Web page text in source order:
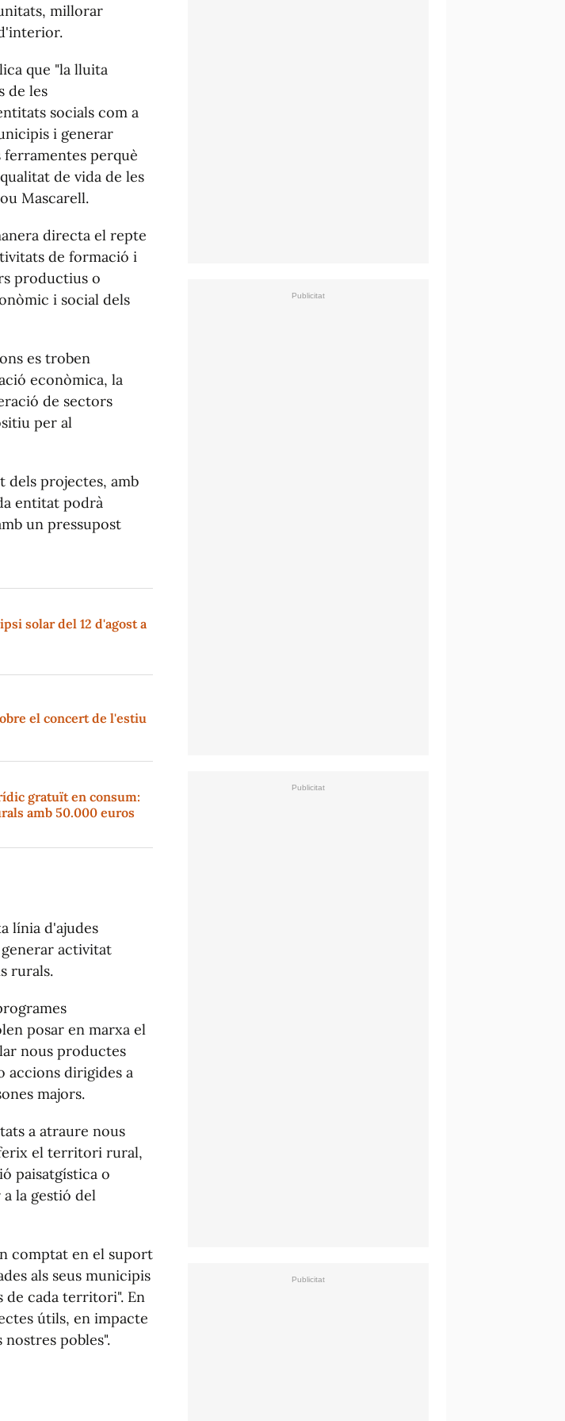
millorar
que "la lluita
de les
socials com a
i generar
perquè
de vida de les
Mascarell.
directa el repte
de formació i
productius o
i social dels
es troben
econòmica, la
de sectors
per al
dels projectes, amb
entitat podrà
un pressupost
solar del 12 d'agost a
el concert de l'estiu
gratuït en consum:
amb 50.000 euros
línia d'ajudes
activitat
rurals.
posar en marxa el
nous productes
accions dirigides a
majors.
a atraure nous
el territori rural,
paisatgística o
la gestió del
comptat en el suport
als seus municipis
de cada territori". En
útils, en impacte
pobles".